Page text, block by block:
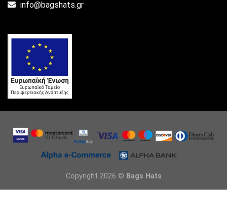
info@bagshats.gr
Copyright 2026 © Bags Hats